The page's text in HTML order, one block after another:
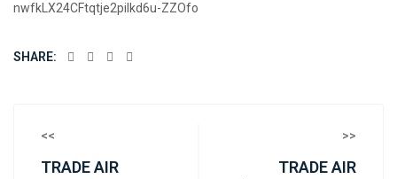
nwfkLX24CFtqtje2pilkd6u-ZZOfo
SHARE:
<<
TRADE AIR
>>
TRADE AIR